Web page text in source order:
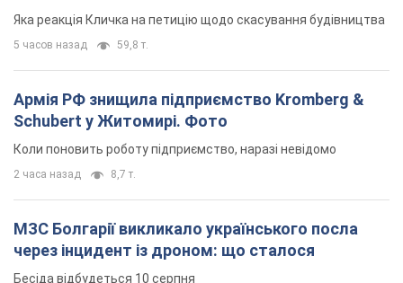
"московського вірянина"
Яка реакція Кличка на петицію щодо скасування будівництва
5 часов назад 59,8 т.
Армія РФ знищила підприємство Kromberg &
Schubert у Житомирі. Фото
Коли поновить роботу підприємство, наразі невідомо
2 часа назад 8,7 т.
МЗС Болгарії викликало українського посла
через інцидент із дроном: що сталося
Бесіда відбудеться 10 серпня